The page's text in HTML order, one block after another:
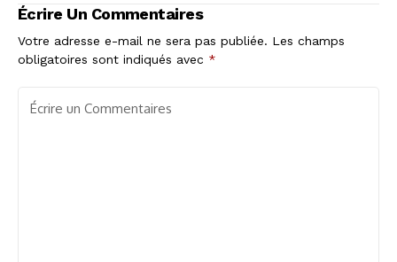
Écrire Un Commentaires
Votre adresse e-mail ne sera pas publiée. Les champs
obligatoires sont indiqués avec *